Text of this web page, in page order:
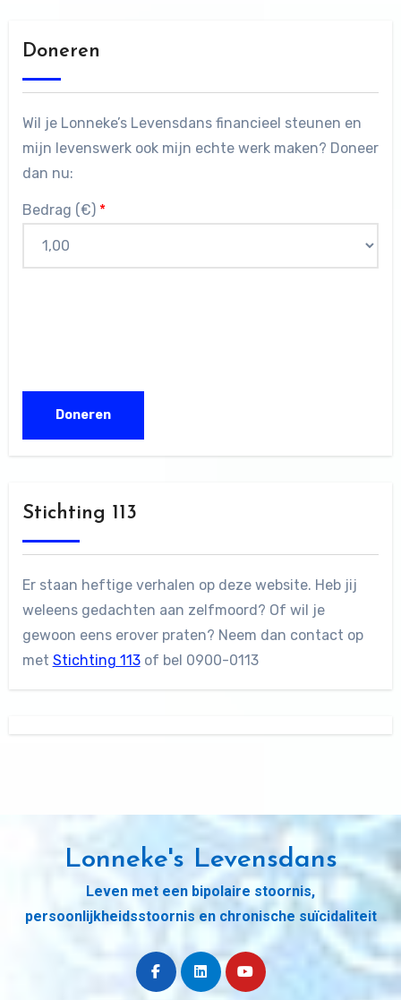
Doneren
Wil je Lonneke’s Levensdans financieel steunen en
mijn levenswerk ook mijn echte werk maken? Doneer
dan nu:
Bedrag (€) *
Stichting 113
Er staan heftige verhalen op deze website. Heb jij
weleens gedachten aan zelfmoord? Of wil je
gewoon eens erover praten? Neem dan contact op
met Stichting 113of bel 0900-0113
Lonneke's Levensdans
Leven met een bipolaire stoornis,
persoonlijkheidsstoornis en chronische suïcidaliteit